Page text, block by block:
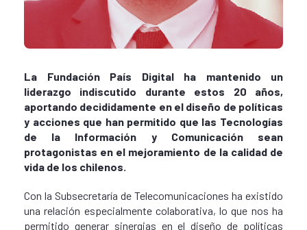
La Fundación País Digital ha mantenido un
liderazgo indiscutido durante estos 20 años,
aportando decididamente en el diseño de políticas
y acciones que han permitido que las Tecnologías
de la Información y Comunicación sean
protagonistas en el mejoramiento de la calidad de
vida de los chilenos.
Con la Subsecretaría de Telecomunicaciones ha existido
una relación especialmente colaborativa, lo que nos ha
permitido generar sinergias en el diseño de políticas